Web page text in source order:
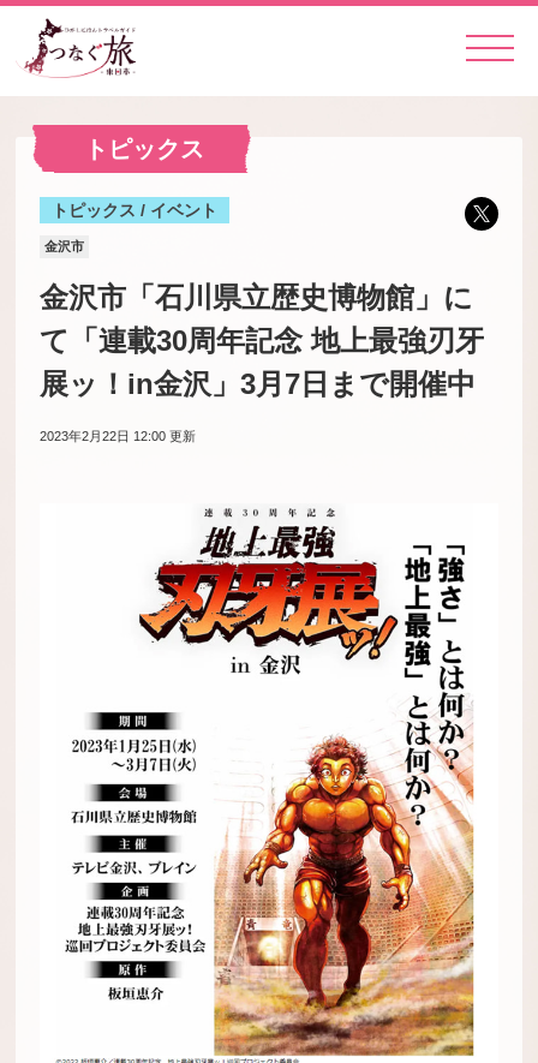
トピックス
トピックス / イベント
金沢市
金沢市「石川県立歴史博物館」に
て「連載30周年記念 地上最強刃牙
展ッ！in金沢」3月7日まで開催中
2023年2月22日 12:00 更新